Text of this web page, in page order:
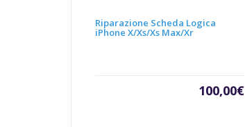
Riparazione Scheda Logica
iPhone X/Xs/Xs Max/Xr
100,00€